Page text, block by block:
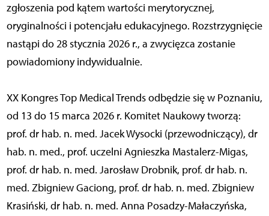
zgłoszenia pod kątem wartości merytorycznej,
oryginalności i potencjału edukacyjnego. Rozstrzygnięcie
nastąpi do 28 stycznia 2026 r., a zwycięzca zostanie
powiadomiony indywidualnie.
XX Kongres Top Medical Trends odbędzie się w Poznaniu,
od 13 do 15 marca 2026 r. Komitet Naukowy tworzą:
prof. dr hab. n. med. Jacek Wysocki (przewodniczący), dr
hab. n. med., prof. uczelni Agnieszka Mastalerz-Migas,
prof. dr hab. n. med. Jarosław Drobnik, prof. dr hab. n.
med. Zbigniew Gaciong, prof. dr hab. n. med. Zbigniew
Krasiński, dr hab. n. med. Anna Posadzy-Małaczyńska,